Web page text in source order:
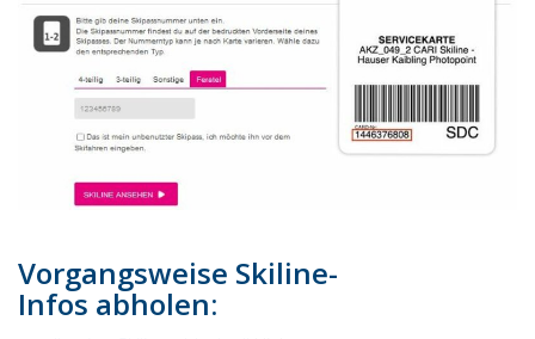
Vorgangsweise Skiline-
Infos abholen: